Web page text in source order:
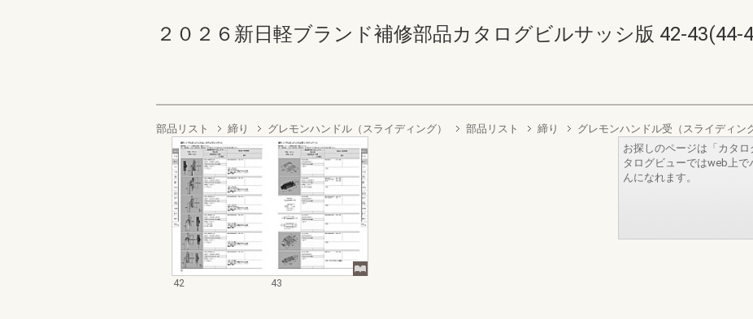
２０２６新日軽ブランド補修部品カタログビルサッシ版 42-43(44-
部品リスト 締り グレモンハンドル（スライディング） 部品リスト 締り グレモンハンドル受（スライディン
42 43
お探しのページは「カタ
タログビューではweb上
んになれます。